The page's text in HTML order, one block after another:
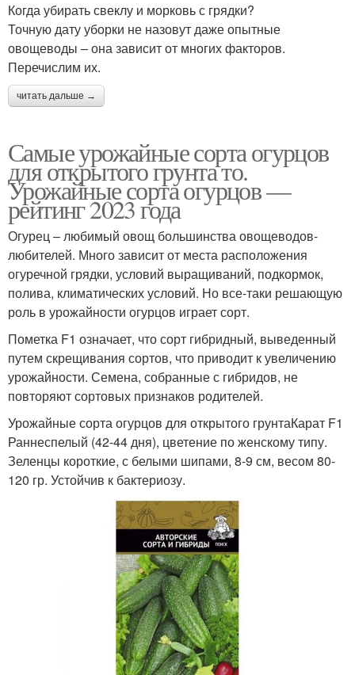
Когда убирать свеклу и морковь с грядки?
Точную дату уборки не назовут даже опытные
овощеводы – она зависит от многих факторов.
Перечислим их.
читать дальше →
Самые урожайные сорта огурцов
для открытого грунта то.
Урожайные сорта огурцов —
рейтинг 2023 года
Огурец – любимый овощ большинства овощеводов-
любителей. Много зависит от места расположения
огуречной грядки, условий выращиваний, подкормок,
полива, климатических условий. Но все-таки решающую
роль в урожайности огурцов играет сорт.
Пометка F1 означает, что сорт гибридный, выведенный
путем скрещивания сортов, что приводит к увеличению
урожайности. Семена, собранные с гибридов, не
повторяют сортовых признаков родителей.
Урожайные сорта огурцов для открытого грунтаКарат F1
Раннеспелый (42-44 дня), цветение по женскому типу.
Зеленцы короткие, с белыми шипами, 8-9 см, весом 80-
120 гр. Устойчив к бактериозу.